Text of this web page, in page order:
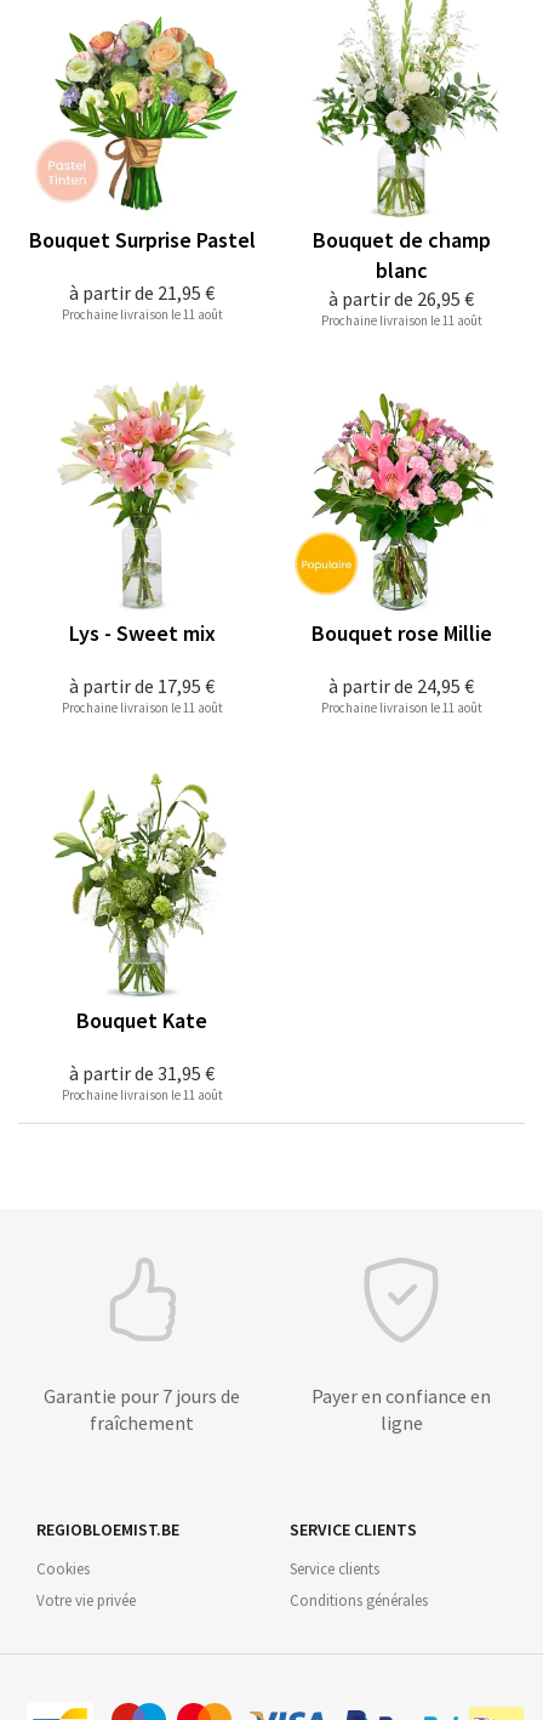
à partir de 21,95 €
Bouquet Surprise Pastel
Prochaine livraison le 11 août
à partir de 26,95 €
Bouquet de champ
blanc
Prochaine livraison le 11 août
à partir de 17,95 €
Lys - Sweet mix
Prochaine livraison le 11 août
à partir de 24,95 €
Bouquet rose Millie
Prochaine livraison le 11 août
à partir de 31,95 €
Bouquet Kate
Prochaine livraison le 11 août
Garantie pour 7 jours de
fraîchement
Payer en confiance en
ligne
REGIOBLOEMIST.BE
Cookies
Votre vie privée
SERVICE CLIENTS
Service clients
Conditions générales